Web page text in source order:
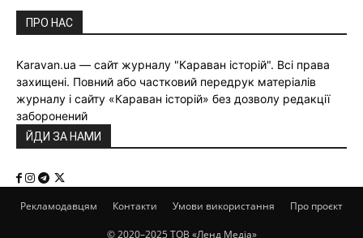
ПРО НАС
Karavan.ua — сайт журналу "Караван історій". Всі права
захищені. Повний або частковий передрук матеріалів
журналу і сайту «Караван історій» без дозволу редакції
заборонений
ЙДИ ЗА НАМИ
Рекламодавцям Контакти Умови використання Про проєкт
© 2020–2025 ТОВ «Ленд Медіа»